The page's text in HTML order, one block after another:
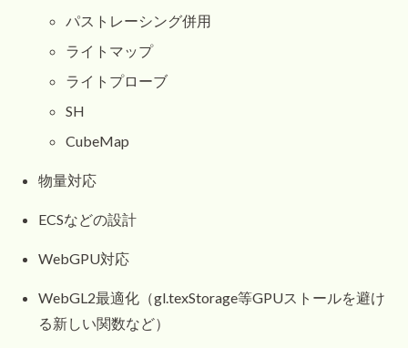
パストレーシング併用
ライトマップ
ライトプローブ
SH
CubeMap
物量対応
ECSなどの設計
WebGPU対応
WebGL2最適化（gl.texStorage等GPUストールを避け
る新しい関数など）